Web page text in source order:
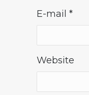
E-mail *
Website